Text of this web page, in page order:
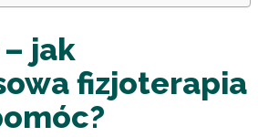
jak
fizjoterapia